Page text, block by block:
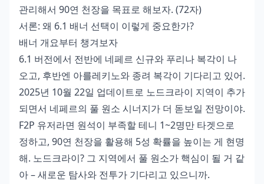
관리해서 90연 천장을 목표로 해보자. (72자)
서론: 왜 6.1 배너 선택이 이렇게 중요한가?
배너 개요부터 챙겨보자
6.1 버전에서 전반에 네페르 신규와 푸리나 복각이 나
오고, 후반엔 아를레키노와 종려 복각이 기다리고 있어.
2025년 10월 22일 업데이트로 노드크라이 지역이 추가
되면서 네페르의 풀 원소 시너지가 더 돋보일 전망이야.
F2P 유저라면 원석이 부족할 테니 1~2명만 타겟으로
정하고, 90연 천장을 활용해 5성 확률을 높이는 게 현명
해. 노드크라이? 그 지역에서 풀 원소가 핵심이 될 거 같
아 – 새로운 탐사와 전투가 기다리고 있으니까.